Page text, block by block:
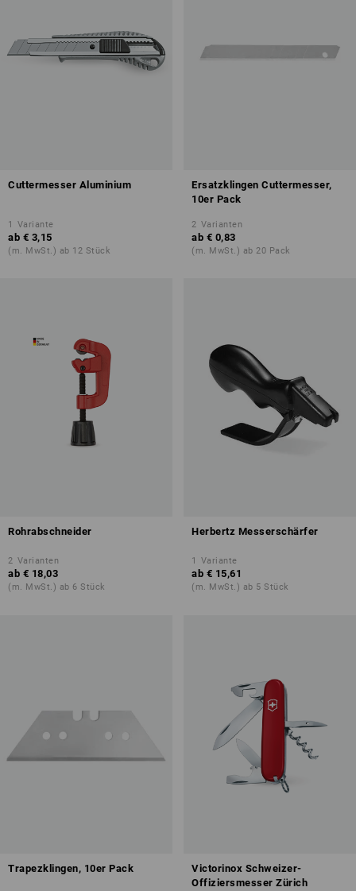
Cuttermesser Aluminium
1 Variante
ab € 3,15
(m. MwSt.) ab 12 Stück
Ersatzklingen Cuttermesser,
10er Pack
2 Varianten
ab € 0,83
(m. MwSt.) ab 20 Pack
Rohrabschneider
2 Varianten
ab € 18,03
(m. MwSt.) ab 6 Stück
Herbertz Messerschärfer
1 Variante
ab € 15,61
(m. MwSt.) ab 5 Stück
Trapezklingen, 10er Pack
Victorinox Schweizer-
Offiziersmesser Zürich